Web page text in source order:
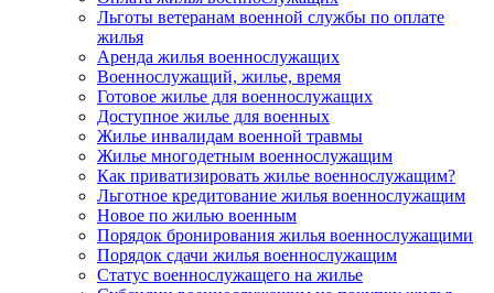
Льготы ветеранам военной службы по оплате
жилья
Аренда жилья военнослужащих
Военнослужащий, жилье, время
Готовое жилье для военнослужащих
Доступное жилье для военных
Жилье инвалидам военной травмы
Жилье многодетным военнослужащим
Как приватизировать жилье военнослужащим?
Льготное кредитование жилья военнослужащим
Новое по жилью военным
Порядок бронирования жилья военнослужащими
Порядок сдачи жилья военнослужащим
Статус военнослужащего на жилье